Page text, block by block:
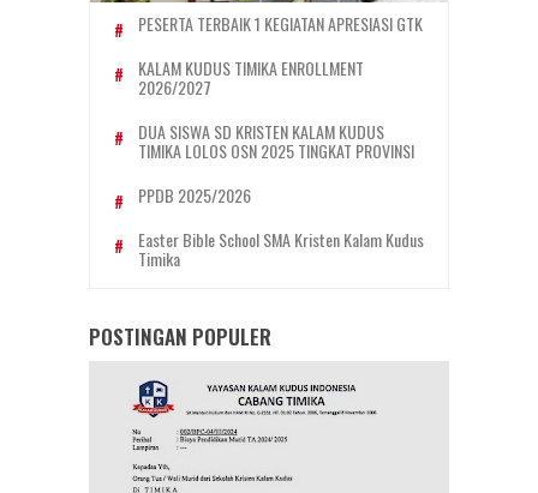
PESERTA TERBAIK 1 KEGIATAN APRESIASI GTK
KALAM KUDUS TIMIKA ENROLLMENT
2026/2027
DUA SISWA SD KRISTEN KALAM KUDUS
TIMIKA LOLOS OSN 2025 TINGKAT PROVINSI
PPDB 2025/2026
Easter Bible School SMA Kristen Kalam Kudus
Timika
POSTINGAN POPULER